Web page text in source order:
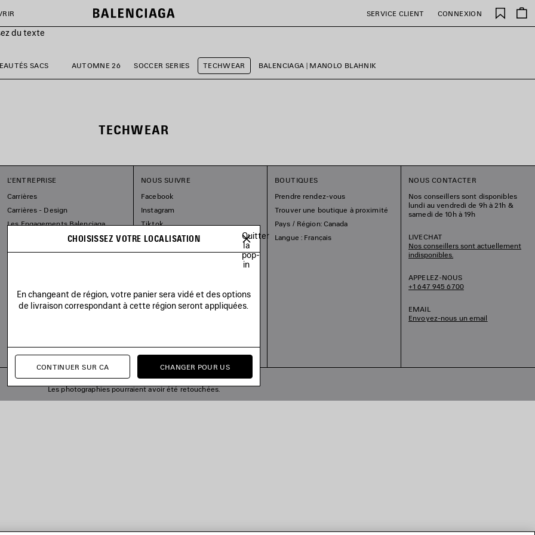
SERVICE CLIENT CONNEXION
du texte
SACS AUTOMNE 26 SOCCER SERIES TECHWEAR BALENCIAGA | MANOLO BLAHNIK
TECHWEAR
L'ENTREPRISE
Carrières
Carrières - Design
Les Engagements Balenciaga
NOUS SUIVRE
Facebook
Instagram
Tiktok
Pinterest
Linkedin
BOUTIQUES
Prendre rendez-vous
Trouver une boutique à proximité
Pays / Région: Canada
Langue : Français
NOUS CONTACTER
Nos conseillers sont disponibles
lundi au vendredi de 9h à 21h &
samedi de 10h à 19h
LIVECHAT
Nos conseillers sont actuellement
indisponibles.
APPELEZ-NOUS
+1 647 945 6700
EMAIL
Envoyez-nous un email
© 2026 Balenciaga
Les photographies pourraient avoir été retouchées.
CHOISISSEZ VOTRE LOCALISATION
Quitter
la
pop-
in
En changeant de région, votre panier sera vidé et des options
de livraison correspondant à cette région seront appliquées.
CONTINUER SUR CA CHANGER POUR US